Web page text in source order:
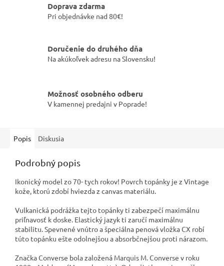
Doprava zdarma
Pri objednávke nad 80€!
Doručenie do druhého dňa
Na akúkoľvek adresu na Slovensku!
Možnosť osobného odberu
V kamennej predajni v Poprade!
Popis Diskusia
Podrobný popis
Ikonický model zo 70- tych rokov! Povrch topánky je z Vintage
kože, ktorú zdobí hviezda z canvas materiálu.
Vulkanická podrážka tejto topánky ti zabezpečí maximálnu
priľnavosť k doske. Elastický jazyk ti zaručí maximálnu
stabilitu. Spevnené vnútro a špeciálna penová vložka CX robí
túto topánku ešte odolnejšou a absorbčnejšou proti nárazom.
Značka Converse bola založená Marquis M. Converse v roku